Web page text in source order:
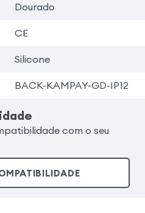
Dourado
CE
Silicone
BACK-KAMPAY-GD-IP12
com o seu